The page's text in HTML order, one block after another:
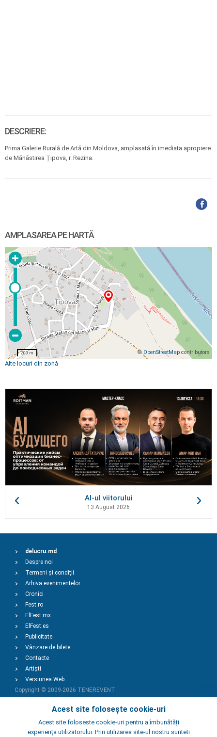
DESCRIERE:
Prima Galerie Rurală de Artă din Moldova, amplasată în imediata apropiere
de Mănăstirea Țipova, r. Rezina.
AMPLASAREA PE HARTĂ
© OpenStreetMap contributors
200 m
Alte locuri din zonă
AI-ul viitorului
13 August 2026
Acest site folosește cookie-uri
Acest site foloseste cookie-uri pentru a îmbunătăți
experiența utilizatorului. Prin utilizarea site-ul nostru sunteti
delucru.md
Despre noi
Termeni și condiții
Arhiva evenimentelor
Cronici
Fest.ro
ElFest.mx
ElFest.es
Publicitate
Vânzare de bilete
Contacte
Artiști
Versiunea Web
Copyright © 2009-2026 TENEREVENT
Adaugă Eveniment